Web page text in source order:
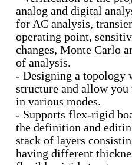
analog and digital
for AC analysis,
operating point,
changes, Monte Carlo
of analysis.
- Designing a topology
structure and allow you
in various modes.
- Supports flex-rigid
the definition and
stack of layers
having different